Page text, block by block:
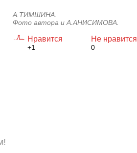
А.ТИМШИНА.
Фото автора и А.АНИСИМОВА.
Нравится
+1
Не нравится
0